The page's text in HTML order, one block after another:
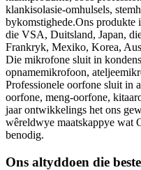
klankisolasie-omhulsels,
bykomstighede.Ons produkte
die VSA, Duitsland, Japan,
Frankryk, Mexiko, Korea,
Die mikrofone sluit in
opnamemikrofoon,
Professionele oorfone sluit in
oorfone, meng-oorfone,
jaar ontwikkelings het ons
wêreldwye maatskappye
benodig.
Ons altyddoen die beste